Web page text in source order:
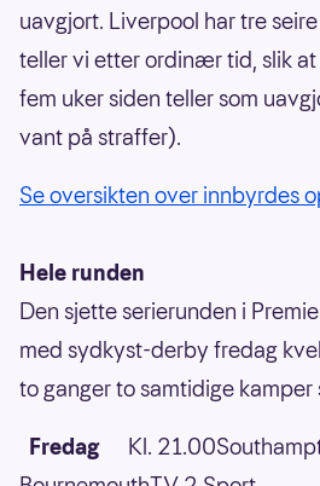
uavgjort. Liverpool har tre
teller vi etter ordinær tid, slik
fem uker siden teller som
vant på straffer).
Se oversikten over innbyrdes
Hele runden
Den sjette serierunden i
med sydkyst-derby fredag
to ganger to samtidige
FredagKl.